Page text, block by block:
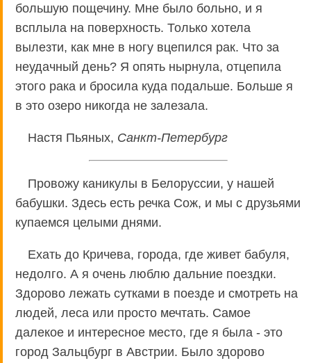
большую пощечину. Мне было больно, и я
всплыла на поверхность. Только хотела
вылезти, как мне в ногу вцепился рак. Что за
неудачный день? Я опять нырнула, отцепила
этого рака и бросила куда подальше. Больше я
в это озеро никогда не залезала.
Настя Пьяных, Санкт-Петербург
Провожу каникулы в Белоруссии, у нашей
бабушки. Здесь есть речка Сож, и мы с друзьями
купаемся целыми днями.
Ехать до Кричева, города, где живет бабуля,
недолго. А я очень люблю дальние поездки.
Здорово лежать сутками в поезде и смотреть на
людей, леса или просто мечтать. Самое
далекое и интересное место, где я была - это
город Зальцбург в Австрии. Было здорово